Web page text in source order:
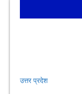
उत्तर प्रदेश